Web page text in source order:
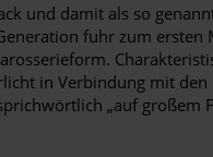
und damit als so
fuhr zum ersten
in Verbindung mit den
„auf großem